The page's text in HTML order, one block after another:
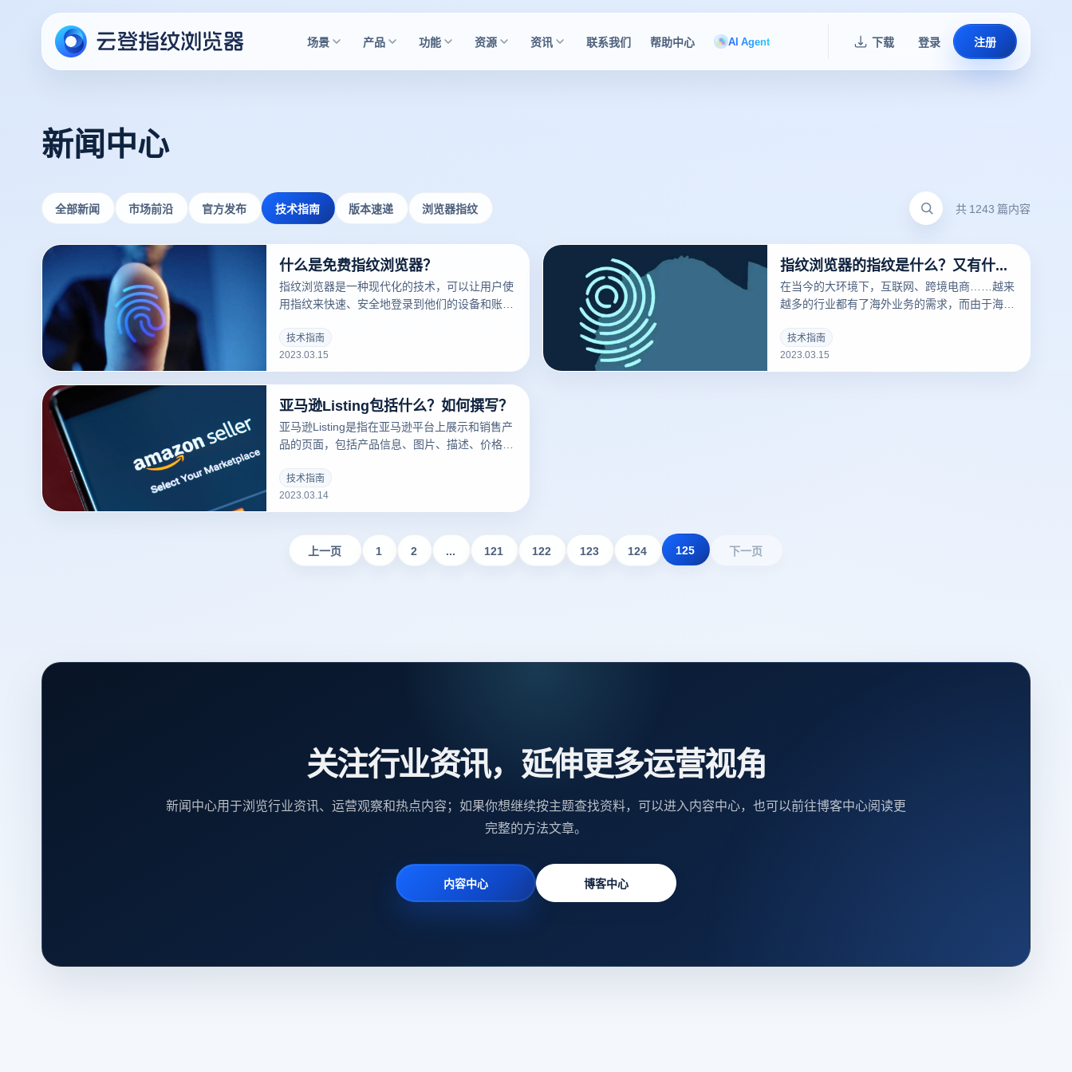
场景 产品 功能 资源 资讯 联系我们 帮助中心 AI Agent 下载 登录 注册
新闻中心
全部新闻 市场前沿 官方发布 技术指南 版本速递 浏览器指纹 共 1243 篇内容
什么是免费指纹浏览器？
指纹浏览器是一种现代化的技术，可以让用户使
用指纹来快速、安全地登录到他们的设备和账
一，并且越来越多的人开始使用它。
技术指南
2023.03.15
指纹浏览器的指纹是什么？又有什么用？
在当今的大环境下，互联网、跨境电商……越来
越多的行业都有了海外业务的需求，而由于海外
用到不同的IP，这时候便要用到指纹浏览器。要
清楚的了解什么是指纹浏览器之前，我们需要知
道什么是们先来说一下浏览器指纹。听着非常相
技术指南
2023.03.15
亚马逊Listing包括什么？如何撰写？
亚马逊Listing是指在亚马逊平台上展示和销售产
品的页面，包括产品信息、图片、描述、价格、
可以吸引更多的潜在买家，增加销量。以下云登
录指纹浏览器关于亚马逊Listing包括什么？如何
撰写？的一些建议。
技术指南
2023.03.14
上一页 1 2 ... 121 122 123 124 125 下一页
关注行业资讯，延伸更多运营视角
新闻中心用于浏览行业资讯、运营观察和热点内容；如果你想继续按主题查找资料，可以进入内容中心，也可以前往博客中心阅读更
完整的方法文章。
内容中心 博客中心